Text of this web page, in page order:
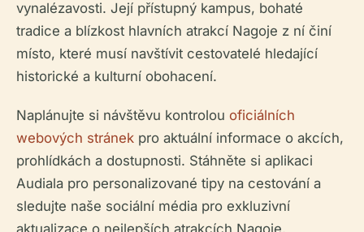
vynalézavosti. Její přístupný kampus, bohaté
tradice a blízkost hlavních atrakcí Nagoje z ní činí
místo, které musí navštívit cestovatelé hledající
historické a kulturní obohacení.
Naplánujte si návštěvu kontrolou oficiálních
webových stránek pro aktuální informace o akcích,
prohlídkách a dostupnosti. Stáhněte si aplikaci
Audiala pro personalizované tipy na cestování a
sledujte naše sociální média pro exkluzivní
aktualizace o nejlepších atrakcích Nagoje.